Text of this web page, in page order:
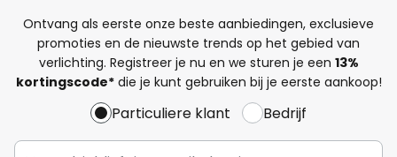
Ontvang als eerste onze beste aanbiedingen, exclusieve
promoties en de nieuwste trends op het gebied van
verlichting. Registreer je nu en we sturen je een 13%
kortingscode*die je kunt gebruiken bij je eerste aankoop!
Particuliere klant Bedrijf